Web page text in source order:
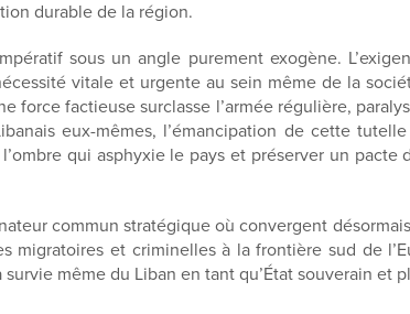
durable de la région.
sous un angle purement exogène.
vitale et urgente au sein même de la
force factieuse surclasse l’armée régulière,
eux-mêmes, l’émancipation de cette
qui asphyxie le pays et préserver un
commun stratégique où convergent
migratoires et criminelles à la frontière sud de
même du Liban en tant qu’État souverain et